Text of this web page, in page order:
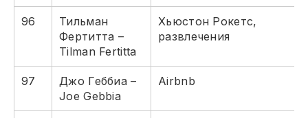
96
Тильман
Фертитта –
Tilman Fertitta
Хьюстон Рокетс,
развлечения
97
Джо Геббиа –
Joe Gebbia
Airbnb